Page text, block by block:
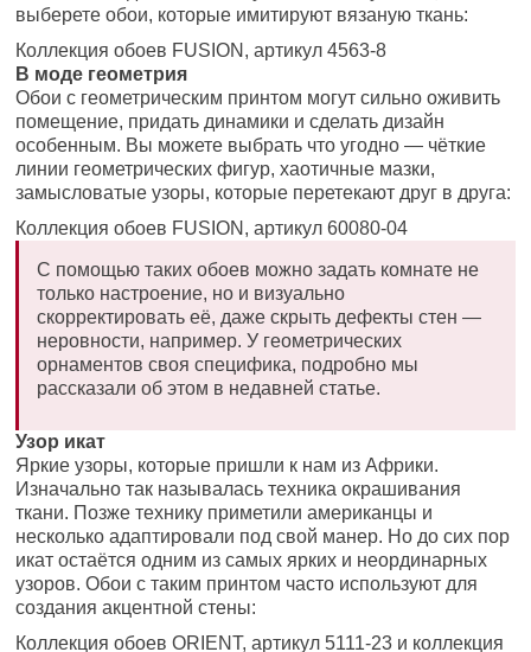
выберете обои, которые имитируют вязаную ткань:
Коллекция обоев FUSION, артикул 4563-8
В моде геометрия
Обои с геометрическим принтом могут сильно оживить
помещение, придать динамики и сделать дизайн
особенным. Вы можете выбрать что угодно — чёткие
линии геометрических фигур, хаотичные мазки,
замысловатые узоры, которые перетекают друг в друга:
Коллекция обоев FUSION, артикул 60080-04
С помощью таких обоев можно задать комнате не
только настроение, но и визуально
скорректировать её, даже скрыть дефекты стен —
неровности, например. У геометрических
орнаментов своя специфика, подробно мы
рассказали об этом в недавней статье.
Узор икат
Яркие узоры, которые пришли к нам из Африки.
Изначально так называлась техника окрашивания
ткани. Позже технику приметили американцы и
несколько адаптировали под свой манер. Но до сих пор
икат остаётся одним из самых ярких и неординарных
узоров. Обои с таким принтом часто используют для
создания акцентной стены:
Коллекция обоев ORIENT, артикул 5111-23 и коллекция